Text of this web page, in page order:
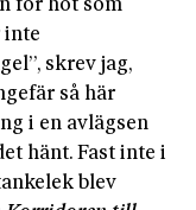
för hot som
inte
skrev jag,
så här
i en avlägsen
hänt. Fast inte i
blev